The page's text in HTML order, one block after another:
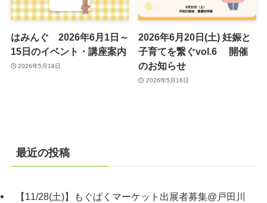
はみんぐ 2026年6月1日～
15日のイベント・講座案内
2026年5月19日
2026年6月20日(土) 妊娠と
子育てを繋ぐvol.6 開催
のお知らせ
2026年5月16日
最近の投稿
【11/28(土)】もぐぱくマーケット出展者募集@戸田川